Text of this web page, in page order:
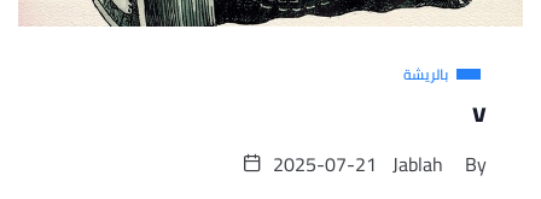
بالريشة
v
By
Jablah
2025-07-21